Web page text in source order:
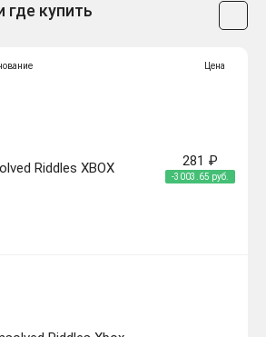
где купить
Цена
Riddles XBOX 281 ₽
-3003.65 руб.